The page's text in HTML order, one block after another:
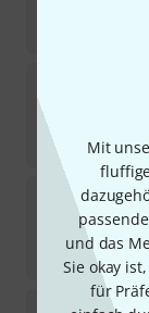
Mit
und das
Sie okay
für